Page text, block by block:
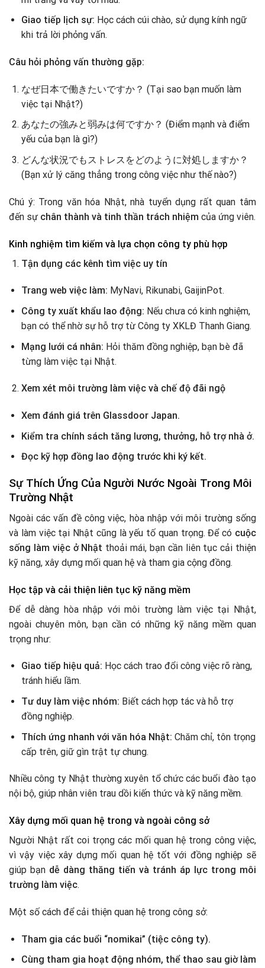
Giao tiếp lịch sự: Học cách cúi chào, sử dụng kính ngữ
khi trả lời phỏng vấn.
Câu hỏi phỏng vấn thường gặp:
なぜ日本で働きたいですか？ (Tại sao bạn muốn làm
việc tại Nhật?)
あなたの強みと弱みは何ですか？ (Điểm mạnh và điểm
yếu của bạn là gì?)
どんな状況でもストレスをどのように対処しますか？
(Bạn xử lý căng thẳng trong công việc như thế nào?)
Chú ý: Trong văn hóa Nhật, nhà tuyển dụng rất quan tâm
đến sự chân thành và tinh thần trách nhiệm của ứng viên.
Kinh nghiệm tìm kiếm và lựa chọn công ty phù hợp
Tận dụng các kênh tìm việc uy tín
Trang web việc làm: MyNavi, Rikunabi, GaijinPot.
Công ty xuất khẩu lao động: Nếu chưa có kinh nghiệm,
bạn có thể nhờ sự hỗ trợ từ Công ty XKLĐ Thanh Giang.
Mạng lưới cá nhân: Hỏi thăm đồng nghiệp, bạn bè đã
từng làm việc tại Nhật.
Xem xét môi trường làm việc và chế độ đãi ngộ
Xem đánh giá trên Glassdoor Japan.
Kiểm tra chính sách tăng lương, thưởng, hỗ trợ nhà ở.
Đọc kỹ hợp đồng lao động trước khi ký kết.
Sự Thích Ứng Của Người Nước Ngoài Trong Môi
Trường Nhật
Ngoài các vấn đề công việc, hòa nhập với môi trường sống
và làm việc tại Nhật cũng là yếu tố quan trọng. Để có cuộc
sống làm việc ở Nhật thoải mái, bạn cần liên tục cải thiện
kỹ năng, xây dựng mối quan hệ và tham gia cộng đồng.
Học tập và cải thiện liên tục kỹ năng mềm
Để dễ dàng hòa nhập với môi trường làm việc tại Nhật,
ngoài chuyên môn, bạn cần có những kỹ năng mềm quan
trọng như:
Giao tiếp hiệu quả: Học cách trao đổi công việc rõ ràng,
tránh hiểu lầm.
Tư duy làm việc nhóm: Biết cách hợp tác và hỗ trợ
đồng nghiệp.
Thích ứng nhanh với văn hóa Nhật: Chăm chỉ, tôn trọng
cấp trên, giữ gìn trật tự chung.
Nhiều công ty Nhật thường xuyên tổ chức các buổi đào tạo
nội bộ, giúp nhân viên trau dồi kiến thức và kỹ năng mềm.
Xây dựng mối quan hệ trong và ngoài công sở
Người Nhật rất coi trọng các mối quan hệ trong công việc,
vì vậy việc xây dựng mối quan hệ tốt với đồng nghiệp sẽ
giúp bạn dễ dàng thăng tiến và tránh áp lực trong môi
trường làm việc.
Một số cách để cải thiện quan hệ trong công sở:
Tham gia các buổi “nomikai” (tiệc công ty).
Cùng tham gia hoạt động nhóm, thể thao sau giờ làm